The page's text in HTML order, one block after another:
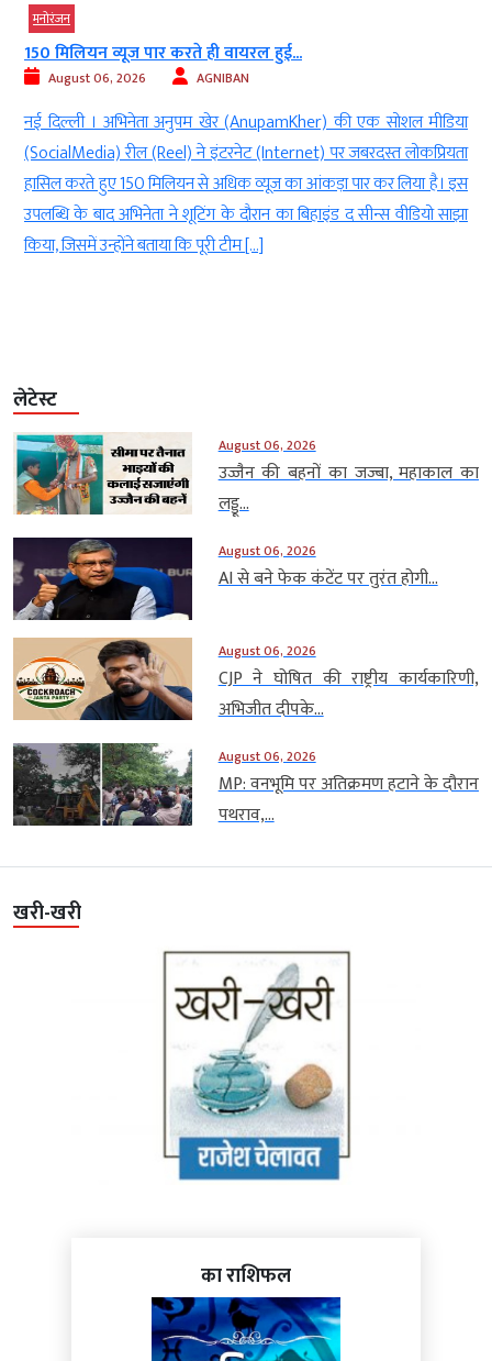
मनोरंजन
150 मिलियन व्यूज पार करते ही वायरल हुई...
August 06, 2026 AGNIBAN
नई दिल्ली । अभिनेता अनुपम खेर (AnupamKher) की एक सोशल मीडिया
(SocialMedia) रील (Reel) ने इंटरनेट (Internet) पर जबरदस्त लोकप्रियता
हासिल करते हुए 150 मिलियन से अधिक व्यूज का आंकड़ा पार कर लिया है। इस
उपलब्धि के बाद अभिनेता ने शूटिंग के दौरान का बिहाइंड द सीन्स वीडियो साझा
किया, जिसमें उन्होंने बताया कि पूरी टीम […]
लेटेस्ट
August 06, 2026
उज्जैन की बहनों का जज्बा, महाकाल का
लड्डू...
August 06, 2026
AI से बने फेक कंटेंट पर तुरंत होगी...
August 06, 2026
CJP ने घोषित की राष्ट्रीय कार्यकारिणी,
अभिजीत दीपके...
August 06, 2026
MP: वनभूमि पर अतिक्रमण हटाने के दौरान
पथराव,...
खरी-खरी
का राशिफल